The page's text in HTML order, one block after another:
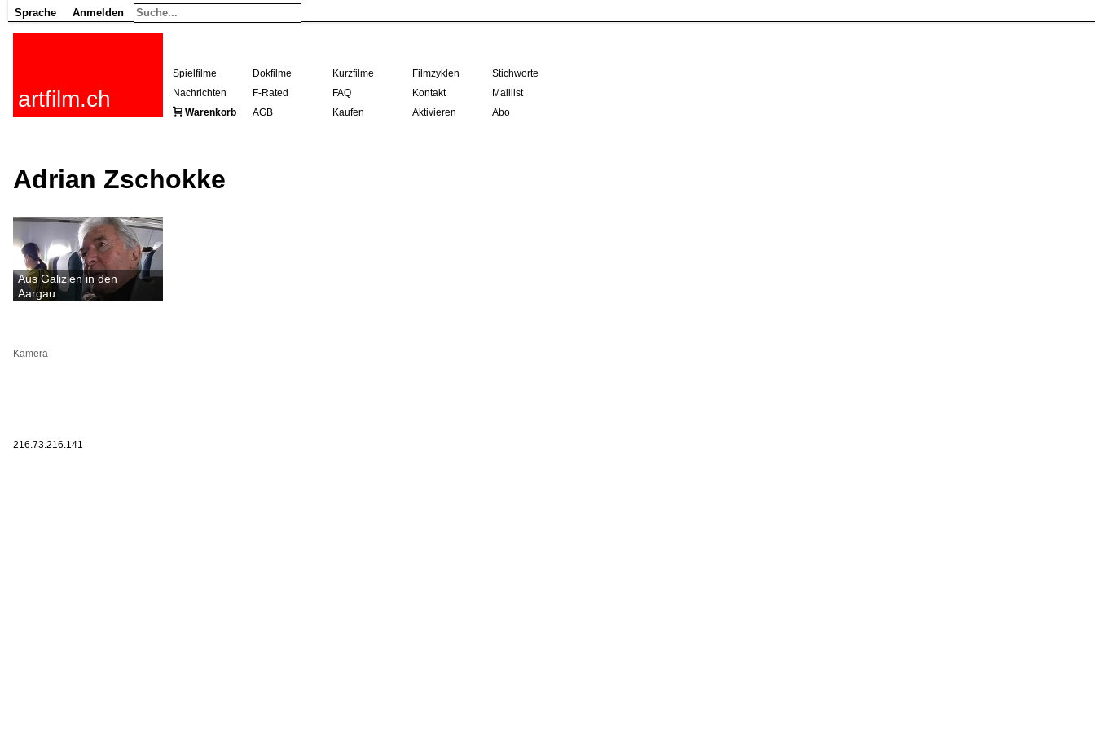
Sprache Anmelden
artfilm.ch
Spielfilme Dokfilme Kurzfilme Filmzyklen
Stichworte
Nachrichten
F-Rated FAQ Kontakt
Maillist
Warenkorb
AGB Kaufen Aktivieren Abo
Adrian Zschokke
Aus Galizien in den
Aargau
Kamera
216.73.216.141